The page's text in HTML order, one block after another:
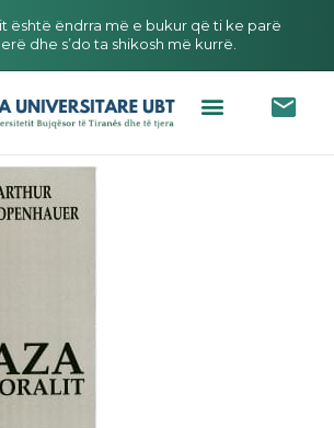
është ëndrra më e bukur që ti ke parë
dhe s’do ta shikosh më kurrë.